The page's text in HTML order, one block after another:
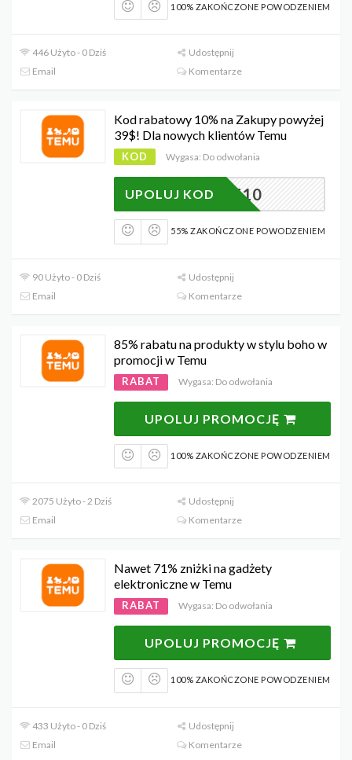
100% ZAKOŃCZONE POWODZENIEM
446 Użyto - 0 Dziś
Udostępnij
Email
Komentarze
Kod rabatowy 10% na Zakupy powyżej
39$! Dla nowych klientów Temu
KOD Wygasa: Do odwołania
TEWIDE10
UPOLUJ KOD
55% ZAKOŃCZONE POWODZENIEM
90 Użyto - 0 Dziś
Udostępnij
Email
Komentarze
85% rabatu na produkty w stylu boho w
promocji w Temu
RABAT Wygasa: Do odwołania
UPOLUJ PROMOCJĘ
100% ZAKOŃCZONE POWODZENIEM
2075 Użyto - 2 Dziś
Udostępnij
Email
Komentarze
Nawet 71% zniżki na gadżety
elektroniczne w Temu
RABAT Wygasa: Do odwołania
UPOLUJ PROMOCJĘ
100% ZAKOŃCZONE POWODZENIEM
433 Użyto - 0 Dziś
Udostępnij
Email
Komentarze